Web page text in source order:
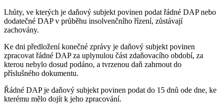
Lhůty, ve kterých je daňový subjekt povinen podat řádné DAP nebo
dodatečné DAP v průběhu insolvenčního řízení, zůstávají
zachovány.
Ke dni předložení konečné zprávy je daňový subjekt povinen
zpracovat řádné DAP za uplynulou část zdaňovacího období, za
kterou nebylo dosud podáno, a tvrzenou daň zahrnout do
příslušného dokumentu.
Řádné DAP je daňový subjekt povinen podat do 15 dnů ode dne, ke
kterému mělo dojít k jeho zpracování.